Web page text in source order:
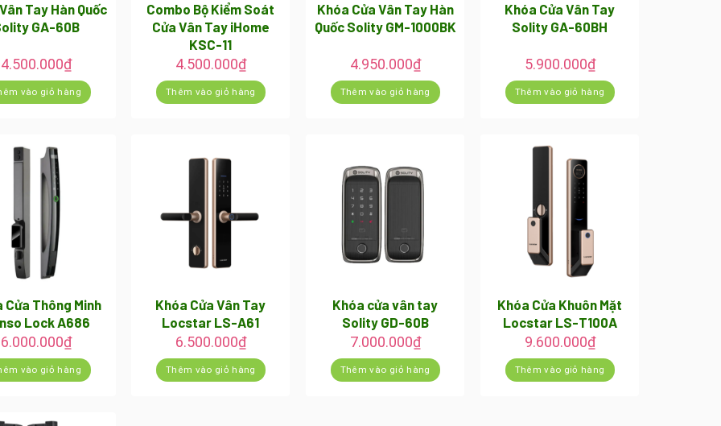
Tay Hàn Quốc
GA-60B
4.500.000₫
vào giỏ hàng
Combo Bộ Kiểm Soát
Cửa Vân Tay iHome
KSC-11
4.500.000₫
Thêm vào giỏ hàng
Khóa Cửa Vân Tay Hàn
Quốc Solity GM-1000BK
4.950.000₫
Thêm vào giỏ hàng
Khóa Cửa Vân Tay
Solity GA-60BH
5.900.000₫
Thêm vào giỏ hàng
Cửa Thông Minh
Lock A686
6.000.000₫
vào giỏ hàng
Khóa Cửa Vân Tay
Locstar LS-A61
6.500.000₫
Thêm vào giỏ hàng
Khóa cửa vân tay
Solity GD-60B
7.000.000₫
Thêm vào giỏ hàng
Khóa Cửa Khuôn Mặt
Locstar LS-T100A
9.600.000₫
Thêm vào giỏ hàng